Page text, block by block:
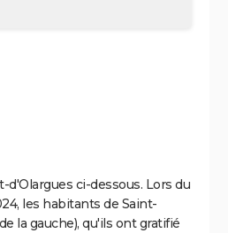
ci-dessous. Lors du
les habitants de Saint-
la gauche), qu'ils ont gratifié